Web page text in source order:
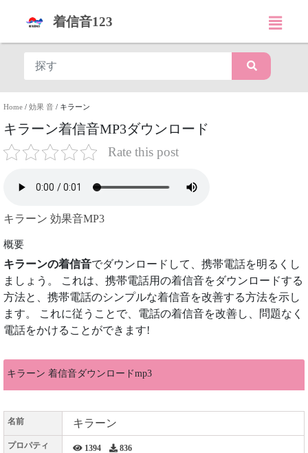
着信音123
Home / 効果 音 / キラーン
キラーン着信音MP3ダウンロード
Rate this post
キラーン 効果音MP3
概要
キラーンの着信音でダウンロードして、携帯電話を明るくし
ましょう。 これは、携帯電話用の着信音をダウンロードする
方法と、携帯電話のシンプルな着信音を改善する方法を示し
ます。 これに従うことで、電話の着信音を改善し、問題なく
電話をかけることができます!
キラーン 着信音ダウンロードmp3
名前 キラーン
プロパティ 1394 836